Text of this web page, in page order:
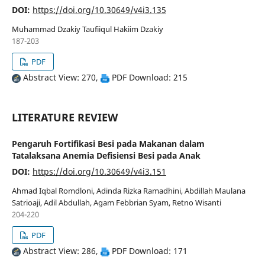
DOI: https://doi.org/10.30649/v4i3.135
Muhammad Dzakiy Taufiiqul Hakiim Dzakiy
187-203
PDF
Abstract View: 270, PDF Download: 215
LITERATURE REVIEW
Pengaruh Fortifikasi Besi pada Makanan dalam
Tatalaksana Anemia Defisiensi Besi pada Anak
DOI: https://doi.org/10.30649/v4i3.151
Ahmad Iqbal Romdloni, Adinda Rizka Ramadhini, Abdillah Maulana
Satrioaji, Adil Abdullah, Agam Febbrian Syam, Retno Wisanti
204-220
PDF
Abstract View: 286, PDF Download: 171